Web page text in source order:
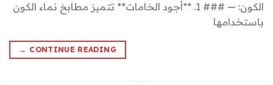
الكون: — ### 1. **أجود الخامات** تتميز مطابخ نماء الكون
باستخدامها
CONTINUE READING
→